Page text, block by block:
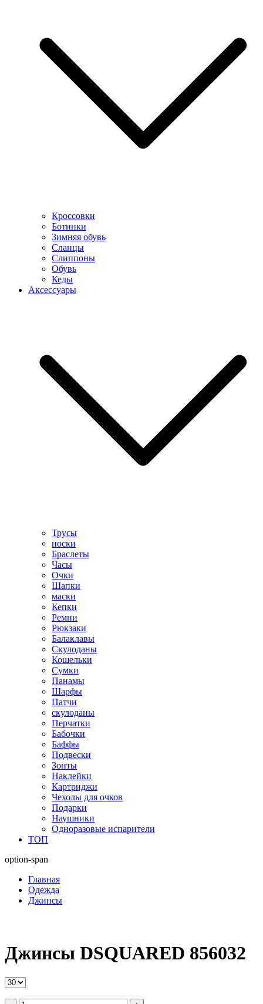
Кроссовки
Ботинки
Зимняя обувь
Сланцы
Слиппоны
Обувь
Кеды
Аксессуары
Трусы
носки
Браслеты
Часы
Очки
Шапки
маски
Кепки
Ремни
Рюкзаки
Балаклавы
Скулоданы
Кошельки
Сумки
Панамы
Шарфы
Патчи
скулоданы
Перчатки
Бабочки
Баффы
Подвески
Зонты
Наклейки
Картриджи
Чехолы для очков
Подарки
Наушники
Одноразовые испарители
ТОП
option-span
Главная
Одежда
Джинсы
Джинсы DSQUARED 856032